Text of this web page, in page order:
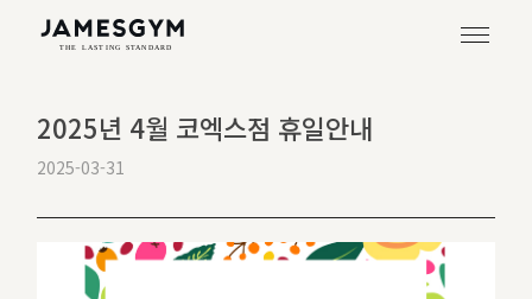
2025년 4월 코엑스점 휴일안내
2025-03-31